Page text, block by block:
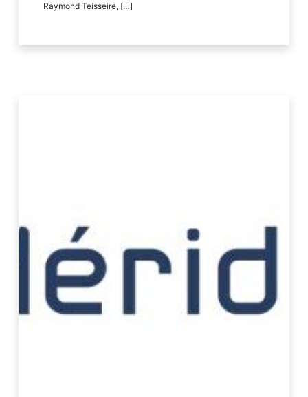
Raymond Teisseire, […]